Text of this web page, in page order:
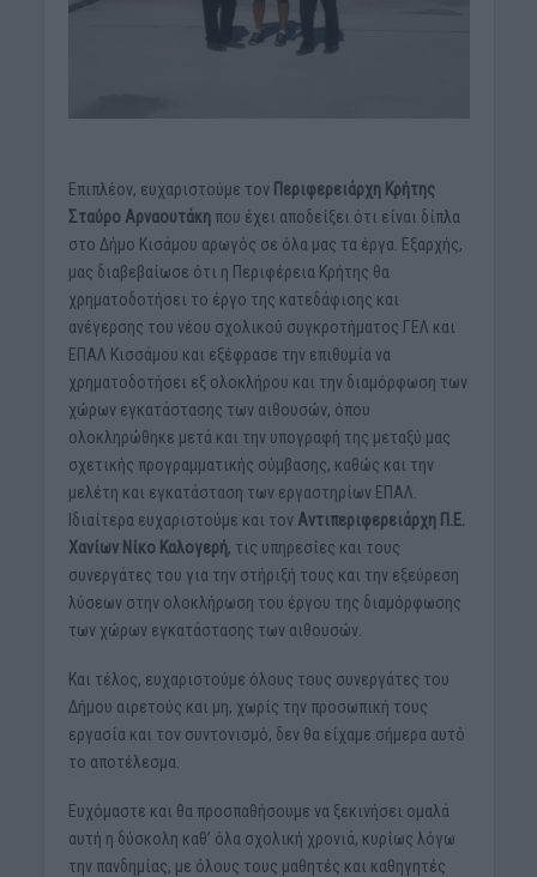
Επιπλέον, ευχαριστούμε τον Περιφερειάρχη Κρήτης
Σταύρο Αρναουτάκηπου έχει αποδείξει ότι είναι δίπλα
στο Δήμο Κισάμου αρωγός σε όλα μας τα έργα. Εξαρχής,
μας διαβεβαίωσε ότι η Περιφέρεια Κρήτης θα
χρηματοδοτήσει το έργο της κατεδάφισης και
ανέγερσης του νέου σχολικού συγκροτήματος ΓΕΛ και
ΕΠΑΛ Κισσάμου και εξέφρασε την επιθυμία να
χρηματοδοτήσει εξ ολοκλήρου και την διαμόρφωση των
χώρων εγκατάστασης των αιθουσών, όπου
ολοκληρώθηκε μετά και την υπογραφή της μεταξύ μας
σχετικής προγραμματικής σύμβασης, καθώς και την
μελέτη και εγκατάσταση των εργαστηρίων ΕΠΑΛ.
Ιδιαίτερα ευχαριστούμε και τον Αντιπεριφερειάρχη Π.Ε.
Χανίων Νίκο Καλογερή, τις υπηρεσίες και τους
συνεργάτες του για την στήριξή τους και την εξεύρεση
λύσεων στην ολοκλήρωση του έργου της διαμόρφωσης
των χώρων εγκατάστασης των αιθουσών.
Και τέλος, ευχαριστούμε όλους τους συνεργάτες του
Δήμου αιρετούς και μη, χωρίς την προσωπική τους
εργασία και τον συντονισμό, δεν θα είχαμε σήμερα αυτό
το αποτέλεσμα.
Ευχόμαστε και θα προσπαθήσουμε να ξεκινήσει ομαλά
αυτή η δύσκολη καθ’ όλα σχολική χρονιά, κυρίως λόγω
την πανδημίας, με όλους τους μαθητές και καθηγητές